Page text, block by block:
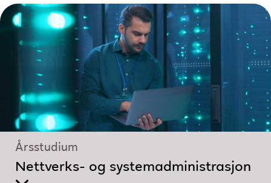
Årsstudium
Nettverks- og system­administrasjon